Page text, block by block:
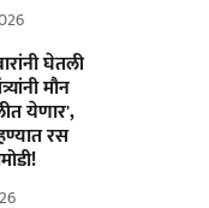
घेतली
मौन
येणार',
रस